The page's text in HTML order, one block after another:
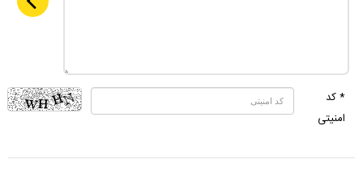
* کد
امنیتی